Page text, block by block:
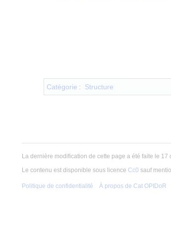
Catégorie : Structure
La dernière modification de cette page a été faite le 17
Le contenu est disponible sous licence Cc0 sauf
Politique de confidentialité À propos de Cat OPIDoR